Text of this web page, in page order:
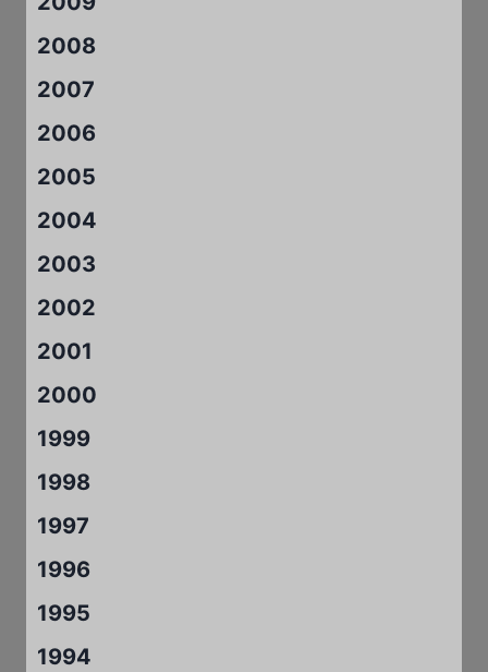
2008
2007
2006
2005
2004
2003
2002
2001
2000
1999
1998
1997
1996
1995
1994